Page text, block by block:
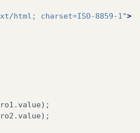
html; charset=ISO-8859-1">